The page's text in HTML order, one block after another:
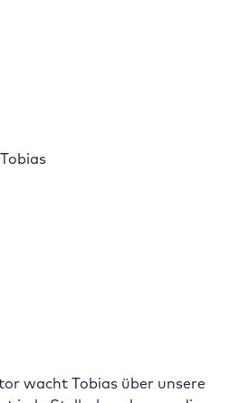
wacht Tobias über unsere